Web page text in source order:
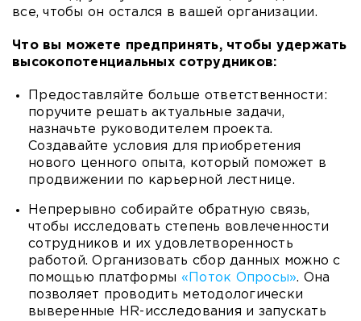
все, чтобы он остался в вашей организации.
Что вы можете предпринять, чтобы удержать
высокопотенциальных сотрудников:
Предоставляйте больше ответственности:
поручите решать актуальные задачи,
назначьте руководителем проекта.
Создавайте условия для приобретения
нового ценного опыта, который поможет в
продвижении по карьерной лестнице.
Непрерывно собирайте обратную связь,
чтобы исследовать степень вовлеченности
сотрудников и их удовлетворенность
работой. Организовать сбор данных можно с
помощью платформы «Поток Опросы». Она
позволяет проводить методологически
выверенные HR-исследования и запускать